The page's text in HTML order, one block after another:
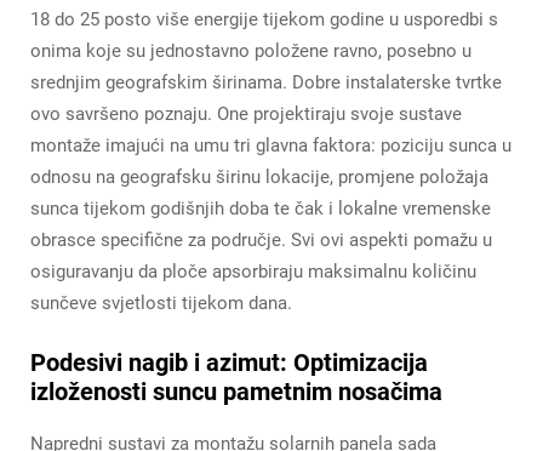
18 do 25 posto više energije tijekom godine u usporedbi s
onima koje su jednostavno položene ravno, posebno u
srednjim geografskim širinama. Dobre instalaterske tvrtke
ovo savršeno poznaju. One projektiraju svoje sustave
montaže imajući na umu tri glavna faktora: poziciju sunca u
odnosu na geografsku širinu lokacije, promjene položaja
sunca tijekom godišnjih doba te čak i lokalne vremenske
obrasce specifične za područje. Svi ovi aspekti pomažu u
osiguravanju da ploče apsorbiraju maksimalnu količinu
sunčeve svjetlosti tijekom dana.
Podesivi nagib i azimut: Optimizacija
izloženosti suncu pametnim nosačima
Napredni sustavi za montažu solarnih panela sada